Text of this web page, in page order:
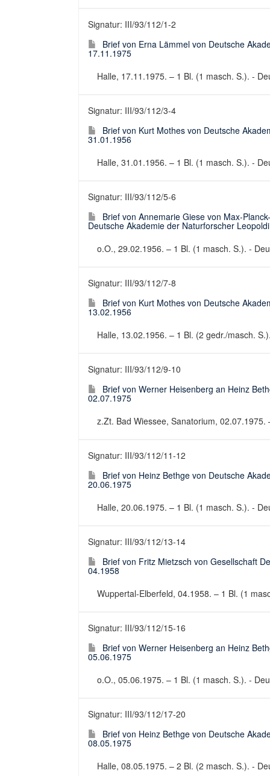
Signatur: III/93/112/1-2
Brief von Erna Lämmel von Deutsche
17.11.1975
Halle, 17.11.1975. – 1 Bl. (1 masch. S.). -
Signatur: III/93/112/3-4
Brief von Kurt Mothes von Deutsche
31.01.1956
Halle, 31.01.1956. – 1 Bl. (1 masch. S.). -
Signatur: III/93/112/5-6
Brief von Annemarie Giese von Max-
Deutsche Akademie der Naturforscher
o.O., 29.02.1956. – 1 Bl. (1 masch. S.). -
Signatur: III/93/112/7-8
Brief von Kurt Mothes von Deutsche
13.02.1956
Halle, 13.02.1956. – 1 Bl. (2 gedr./masch.
Signatur: III/93/112/9-10
Brief von Werner Heisenberg an Heinz
02.07.1975
z.Zt. Bad Wiessee, Sanatorium,
Signatur: III/93/112/11-12
Brief von Heinz Bethge von Deutsche
20.06.1975
Halle, 20.06.1975. – 1 Bl. (1 masch. S.). -
Signatur: III/93/112/13-14
Brief von Fritz Mietzsch von Gesellschaft
04.1958
Wuppertal-Elberfeld, 04.1958. – 1 Bl. (1
Signatur: III/93/112/15-16
Brief von Werner Heisenberg an Heinz
05.06.1975
o.O., 05.06.1975. – 1 Bl. (1 masch. S.). -
Signatur: III/93/112/17-20
Brief von Heinz Bethge von Deutsche
08.05.1975
Halle, 08.05.1975. – 2 Bl. (2 masch. S.). -